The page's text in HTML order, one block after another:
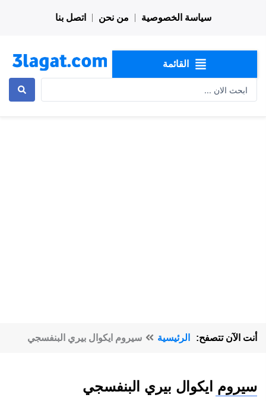
سياسة الخصوصية من نحن اتصل بنا
القائمة
أنت الآن تتصفح: الرئيسية سيروم ايكوال بيري البنفسجي
سيروم ايكوال بيري البنفسجي